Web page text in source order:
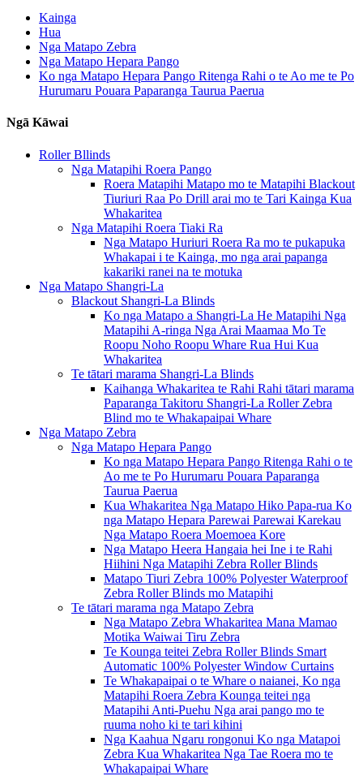
Kainga
Hua
Nga Matapo Zebra
Nga Matapo Hepara Pango
Ko nga Matapo Hepara Pango Ritenga Rahi o te Ao me te Po
Hurumaru Pouara Paparanga Taurua Paerua
Ngā Kāwai
Roller Bllinds
Nga Matapihi Roera Pango
Roera Matapihi Matapo mo te Matapihi Blackout
Tiuriuri Raa Po Drill arai mo te Tari Kainga Kua
Whakaritea
Nga Matapihi Roera Tiaki Ra
Nga Matapo Huriuri Roera Ra mo te pukapuka
Whakapai i te Kainga, mo nga arai papanga
kakariki ranei na te motuka
Nga Matapo Shangri-La
Blackout Shangri-La Blinds
Ko nga Matapo a Shangri-La He Matapihi Nga
Matapihi A-ringa Nga Arai Maamaa Mo Te
Roopu Noho Roopu Whare Rua Hui Kua
Whakaritea
Te tātari marama Shangri-La Blinds
Kaihanga Whakaritea te Rahi Rahi tātari marama
Paparanga Takitoru Shangri-La Roller Zebra
Blind mo te Whakapaipai Whare
Nga Matapo Zebra
Nga Matapo Hepara Pango
Ko nga Matapo Hepara Pango Ritenga Rahi o te
Ao me te Po Hurumaru Pouara Paparanga
Taurua Paerua
Kua Whakaritea Nga Matapo Hiko Papa-rua Ko
nga Matapo Hepara Parewai Parewai Karekau
Nga Matapo Roera Moemoea Kore
Nga Matapo Heera Hangaia hei Ine i te Rahi
Hiihini Nga Matapihi Zebra Roller Blinds
Matapo Tiuri Zebra 100% Polyester Waterproof
Zebra Roller Blinds mo Matapihi
Te tātari marama nga Matapo Zebra
Nga Matapo Zebra Whakaritea Mana Mamao
Motika Waiwai Tiru Zebra
Te Kounga teitei Zebra Roller Blinds Smart
Automatic 100% Polyester Window Curtains
Te Whakapaipai o te Whare o naianei, Ko nga
Matapihi Roera Zebra Kounga teitei nga
Matapihi Anti-Puehu Nga arai pango mo te
ruuma noho ki te tari kihini
Nga Kaahua Ngaru rongonui Ko nga Matapoi
Zebra Kua Whakaritea Nga Tae Roera mo te
Whakapaipai Whare